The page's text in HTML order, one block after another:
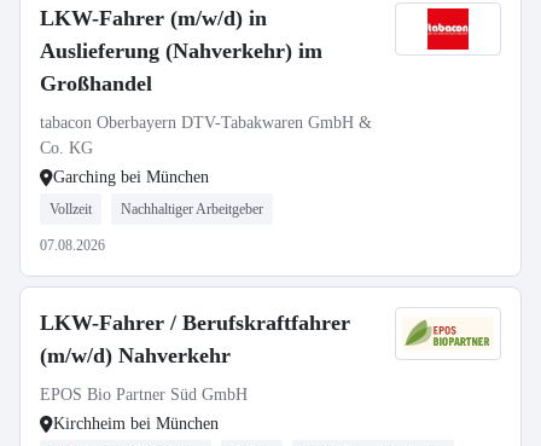
LKW-Fahrer (m/w/d) in
Auslieferung (Nahverkehr) im
Großhandel
tabacon Oberbayern DTV-Tabakwaren GmbH &
Co. KG
Garching bei München
Vollzeit Nachhaltiger Arbeitgeber
07.08.2026
LKW-Fahrer / Berufskraftfahrer
(m/w/d) Nahverkehr
EPOS Bio Partner Süd GmbH
Kirchheim bei München